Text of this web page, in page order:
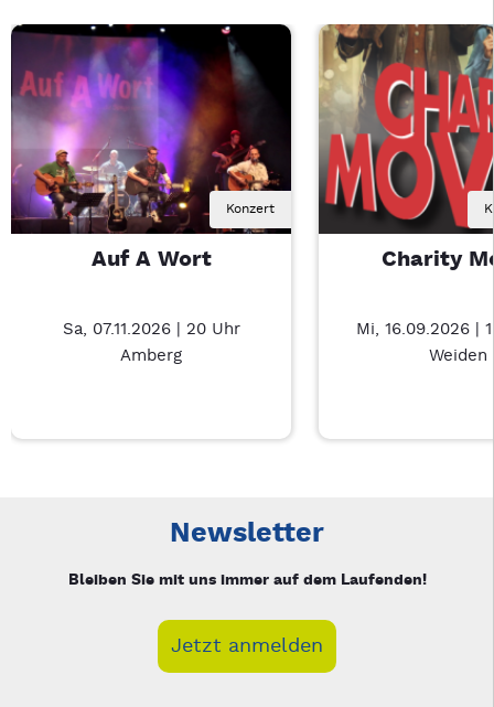
Konzert
Auf A Wort
Sa, 07.11.2026 | 20 Uhr
Amberg
Charity
Mi, 16.09.2026 |
Weiden
Newsletter
Bleiben Sie mit uns immer auf dem Laufenden!
Jetzt anmelden